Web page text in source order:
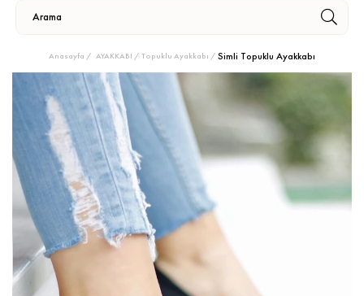
Anasayfa AYAKKABI Topuklu Ayakkabı Simli Topuklu Ayakkabı